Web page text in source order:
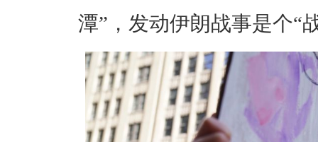
潭”，发动伊朗战事是个“